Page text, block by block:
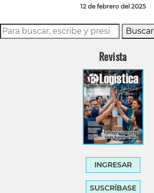
12 de febrero del 2025
Buscar
Revista
INGRESAR
SUSCRÍBASE